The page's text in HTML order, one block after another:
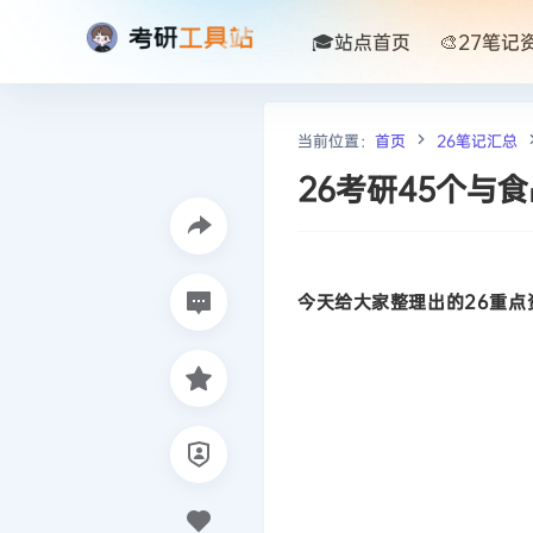
🎓站点首页 🎨27笔记
当前位置： 首页 26笔记汇总
26考研45个与
今天给大家整理出的26重点